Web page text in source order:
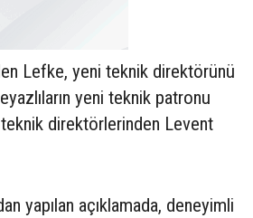
Lefke, yeni teknik direktörünü
yeni teknik patronu
teknik direktörlerinden Levent
yapılan açıklamada, deneyimli